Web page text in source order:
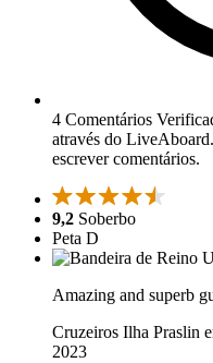
4 Comentários
através do
escrever comentários.
9,2 Soberbo
Peta D
Amazing and superb
Cruzeiros Ilha Praslin
2023